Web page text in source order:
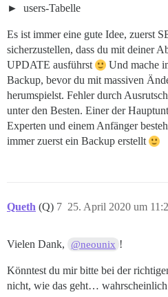
users-Tabelle
Es ist immer eine gute Idee, zuerst
sicherzustellen, dass du mit deiner
UPDATE ausführst
Und mache
Backup, bevor du mit massiven
herumspielst. Fehler durch
unter den Besten. Einer der
Experten und einem Anfänger
immer zuerst ein Backup erstellt
Queth (Q) 25. April 2020 um
7
Vielen Dank, @neounix !
Könntest du mir bitte bei der
nicht, wie das geht…